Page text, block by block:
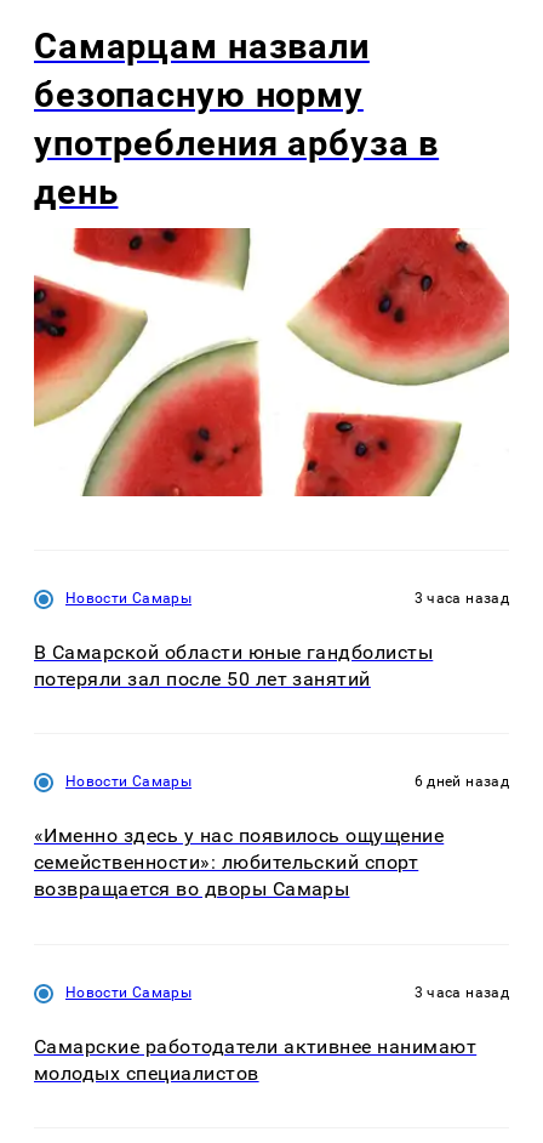
Самарцам назвали
безопасную норму
употребления арбуза в
день
Новости Самары 3 часа назад
В Самарской области юные гандболисты
потеряли зал после 50 лет занятий
Новости Самары 6 дней назад
«Именно здесь у нас появилось ощущение
семейственности»: любительский спорт
возвращается во дворы Самары
Новости Самары 3 часа назад
Самарские работодатели активнее нанимают
молодых специалистов